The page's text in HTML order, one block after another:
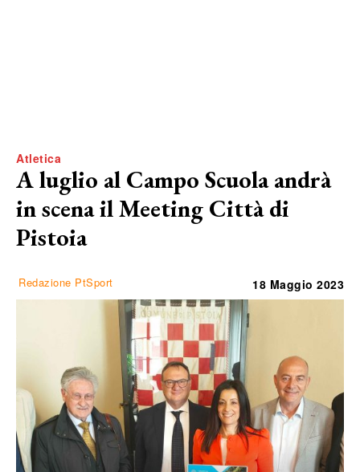
Atletica
A luglio al Campo Scuola andrà
in scena il Meeting Città di
Pistoia
Redazione PtSport 18 Maggio 2023